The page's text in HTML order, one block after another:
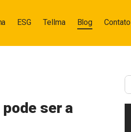
ESG Tellma Blog Contato
ser a